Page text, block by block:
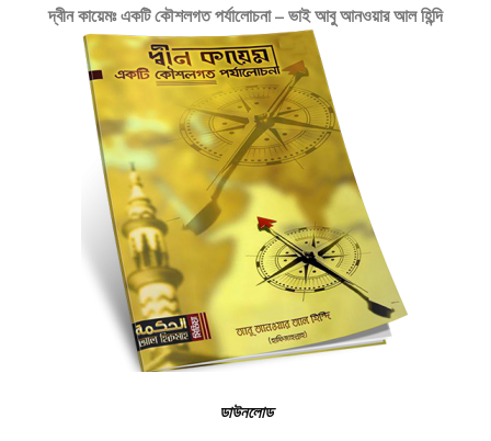
দ্বীন কায়েমঃ একটি কৌশলগত পর্যালোচনা – ভাই আবু আনওয়ার আল হিন্দি
ডাউনলোড